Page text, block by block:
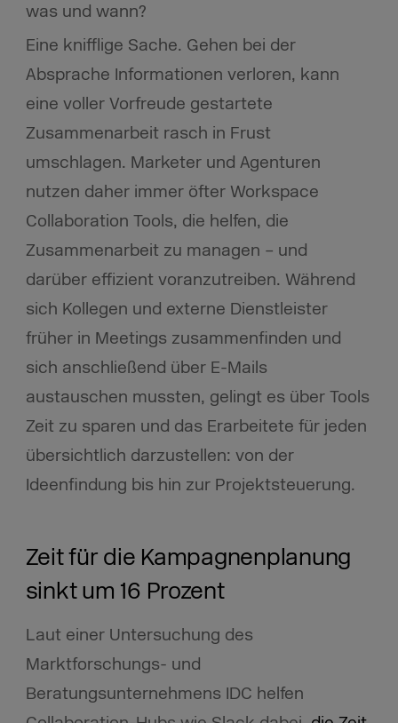
was und wann?
Eine knifflige Sache. Gehen bei der
Absprache Informationen verloren, kann
eine voller Vorfreude gestartete
Zusammenarbeit rasch in Frust
umschlagen. Marketer und Agenturen
nutzen daher immer öfter Workspace
Collaboration Tools, die helfen, die
Zusammenarbeit zu managen – und
darüber effizient voranzutreiben. Während
sich Kollegen und externe Dienstleister
früher in Meetings zusammenfinden und
sich anschließend über E-Mails
austauschen mussten, gelingt es über Tools
Zeit zu sparen und das Erarbeitete für jeden
übersichtlich darzustellen: von der
Ideenfindung bis hin zur Projektsteuerung.
Zeit für die Kampagnenplanung
sinkt um 16 Prozent
Laut einer Untersuchung des
Marktforschungs- und
Beratungsunternehmens IDC helfen